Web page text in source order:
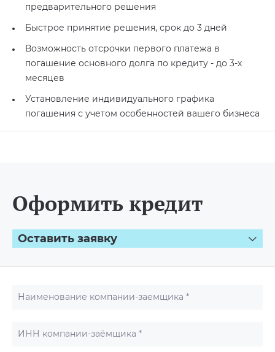
предварительного решения
Быстрое принятие решения, срок до 3 дней
Возможность отсрочки первого платежа в
погашение основного долга по кредиту - до 3-х
месяцев
Установление индивидуального графика
погашения с учетом особенностей вашего бизнеса
Оформить кредит
Оставить заявку
Наименование компании-заемщика *
ИНН компании-заёмщика *